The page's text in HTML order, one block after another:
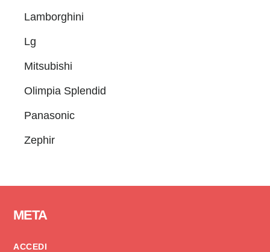
Lamborghini
Lg
Mitsubishi
Olimpia Splendid
Panasonic
Zephir
META
ACCEDI